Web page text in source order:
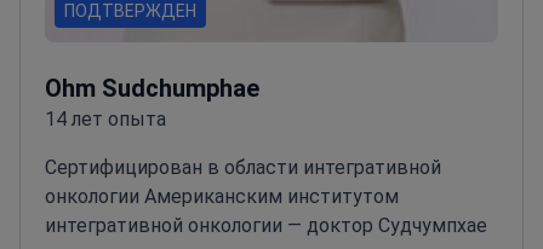
ПОДТВЕРЖДЕН
Ohm Sudchumphae
14 лет опыта
Сертифицирован в области интегративной
онкологии Американским институтом
интегративной онкологии — доктор Судчумпхае